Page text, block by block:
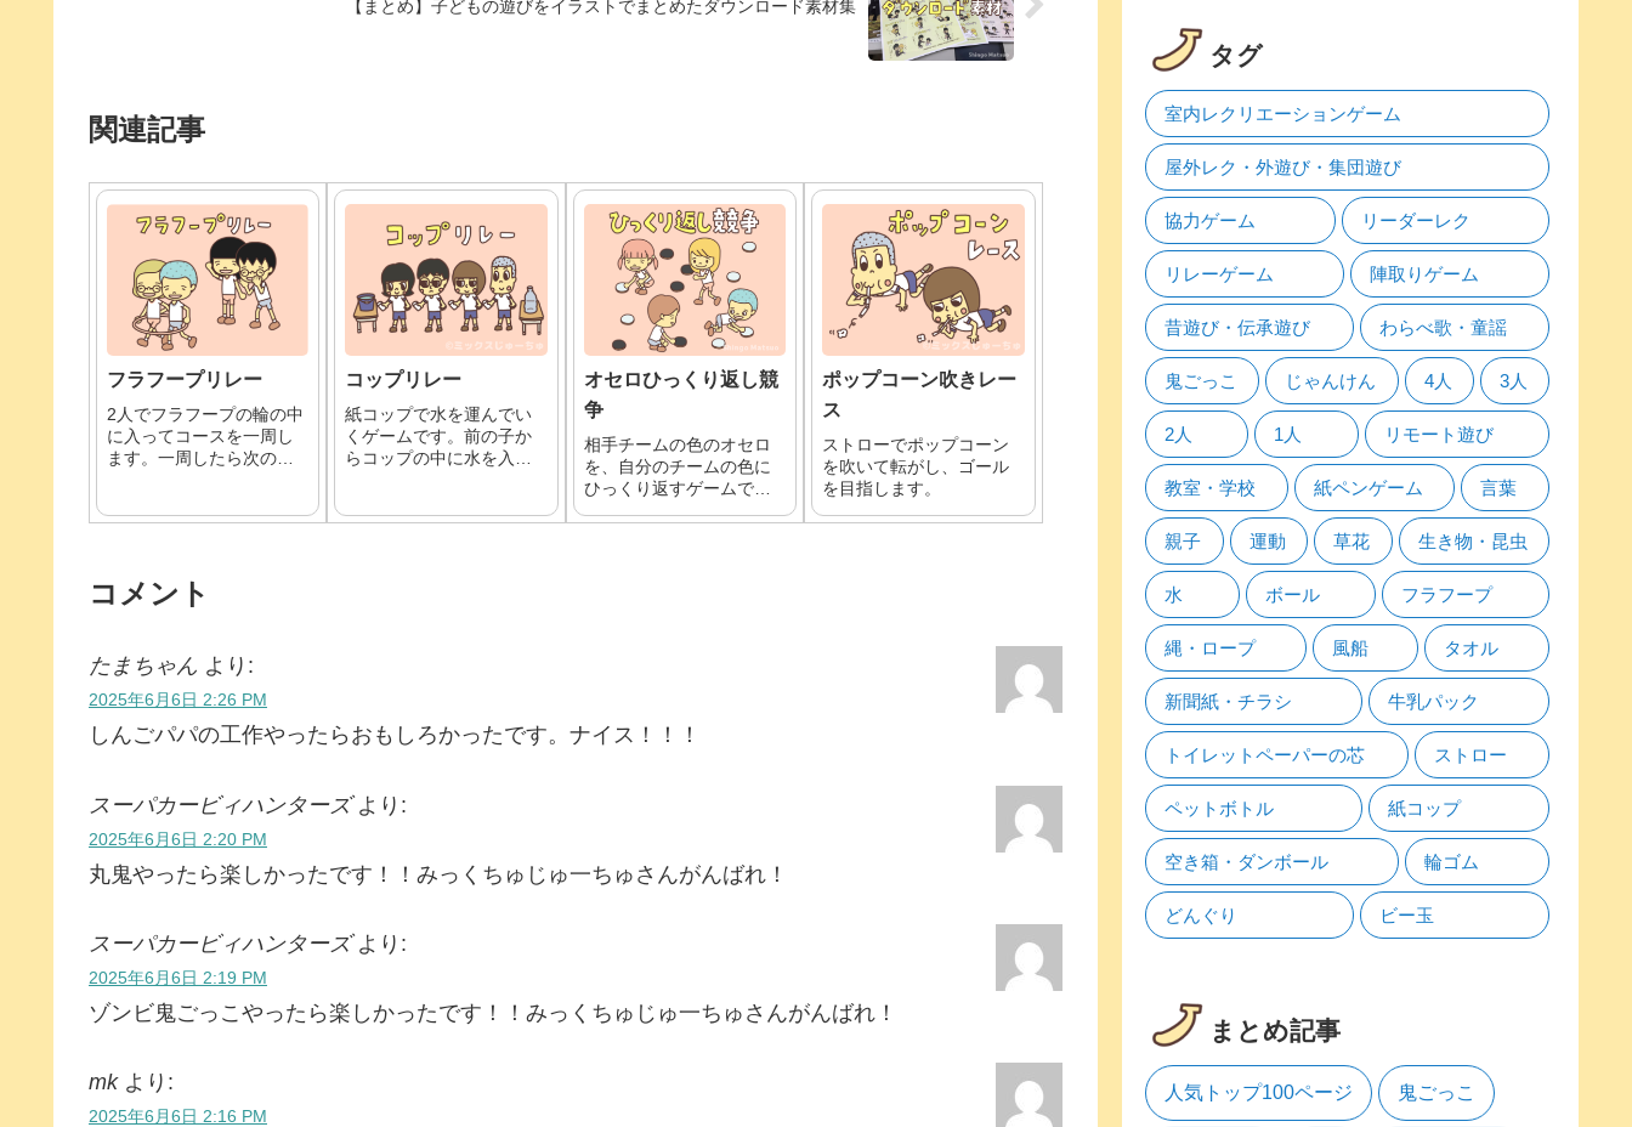
【まとめ】子どもの遊びをイラストでまとめたダウンロード素材集
関連記事
フラフープリレー
2人でフラフープの輪の中
に入ってコースを一周し
ます。一周したら次の子
ムです。
コップリレー
紙コップで水を運んでい
くゲームです。前の子か
らコップの中に水を入れ
て運んでいきます。室内
オセロひっくり返し競
争
相手チームの色のオセロ
を、自分のチームの色に
ひっくり返すゲームで
ポップコーン吹きレー
ス
ストローでポップコーン
を吹いて転がし、ゴール
を目指します。
コメント
たまちゃん より:
2025年6月6日 2:26 PM
しんごパパの工作やったらおもしろかったです。ナイス！！！
スーパカービィハンターズ より:
2025年6月6日 2:20 PM
丸鬼やったら楽しかったです！！みっくちゅじゅ一ちゅさんがんばれ！
スーパカービィハンターズ より:
2025年6月6日 2:19 PM
ゾンビ鬼ごっこやったら楽しかったです！！みっくちゅじゅ一ちゅさんがんばれ！
mk より:
2025年6月6日 2:16 PM
タグ
室内レクリエーションゲーム
屋外レク・外遊び・集団遊び
協力ゲーム リーダーレク
リレーゲーム 陣取りゲーム
昔遊び・伝承遊び わらべ歌・童謡
鬼ごっこ じゃんけん 4人 3人
2人 1人 リモート遊び
教室・学校 紙ペンゲーム 言葉
親子 運動 草花 生き物・昆虫
水 ボール フラフープ
縄・ロープ 風船 タオル
新聞紙・チラシ 牛乳パック
トイレットペーパーの芯 ストロー
ペットボトル 紙コップ
空き箱・ダンボール 輪ゴム
どんぐり ビー玉
まとめ記事
人気トップ100ページ 鬼ごっこ